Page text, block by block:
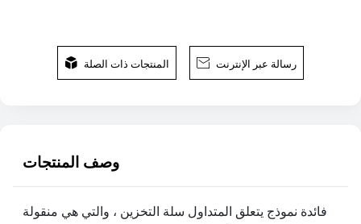
 المنتجات ذات الصلة  رسالة عبر الإنترنت
وصف المنتجات
فائدة نموذج يتعلق المتداول سلة التخزين ، والتي هي منقولة